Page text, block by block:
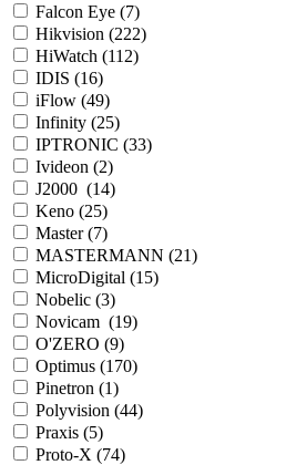
Falcon Eye (7)
Hikvision (222)
HiWatch (112)
IDIS (16)
iFlow (49)
Infinity (25)
IPTRONIC (33)
Ivideon (2)
J2000 (14)
Keno (25)
Master (7)
MASTERMANN (21)
MicroDigital (15)
Nobelic (3)
Novicam (19)
O'ZERO (9)
Optimus (170)
Pinetron (1)
Polyvision (44)
Praxis (5)
Proto-X (74)